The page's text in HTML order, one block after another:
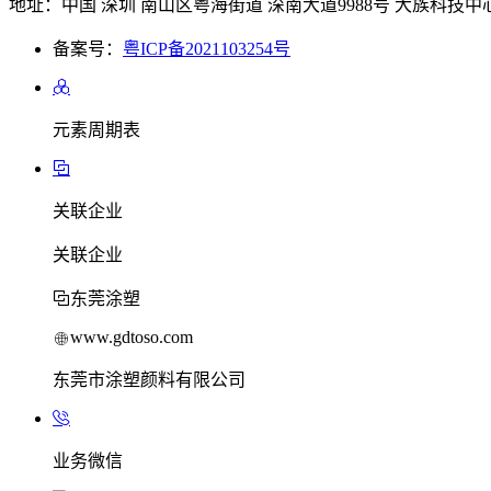
地址：中国 深圳 南山区粤海街道 深南大道9988号 大族科技中
备案号： 粤ICP备2021103254号
元素周期表
关联企业
关联企业
东莞涂塑
www.gdtoso.com
东莞市涂塑颜料有限公司
业务微信